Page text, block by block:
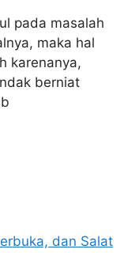
pada masalah
maka hal
karenanya,
berniat
dan Salat